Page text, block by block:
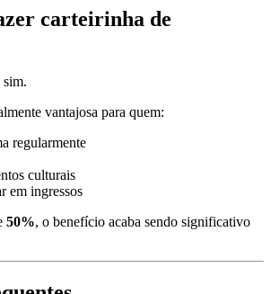
carteirinha de
sim.
vantajosa para quem:
regularmente
culturais
em ingressos
50%, o benefício acaba sendo significativo